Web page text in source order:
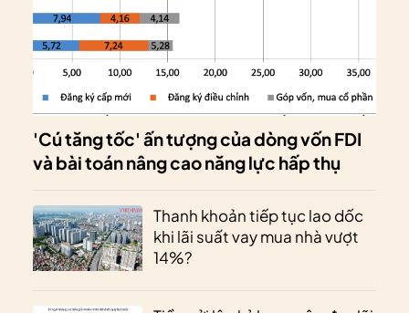
'Cú tăng tốc' ấn tượng của dòng vốn FDI
và bài toán nâng cao năng lực hấp thụ
Thanh khoản tiếp tục lao dốc
khi lãi suất vay mua nhà vượt
14%?